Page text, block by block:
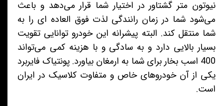
نیوتون متر گشتاور در اختیار شما قرار می‌دهد و باعث
می‌شود شما در زمان رانندگی لذت فوق العاده ای را به
شما منتقل کند. البته پیشرانه این خودرو توانایی تقویت
بسیار بالایی دارد و به سادگی و با هزینه کمی می‌تواند
400 اسب بخار برای شما به ارمغان بیاورد. پونتیاک فایربرد
یکی از آن خودروهای خاص و متفاوت کلاسیک در ایران
است.